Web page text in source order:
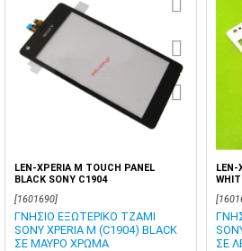
LEN-XPERIA M TOUCH PANEL
BLACK SONY C1904
[1601690]
ΓΝΗΣΙΟ ΕΞΩΤΕΡΙΚΟ ΤΖΑΜΙ
SONY XPERIA M (C1904) BLACK
ΣΕ ΜΑΥΡΟ ΧΡΩΜΑ
LEN-
ΣΕ